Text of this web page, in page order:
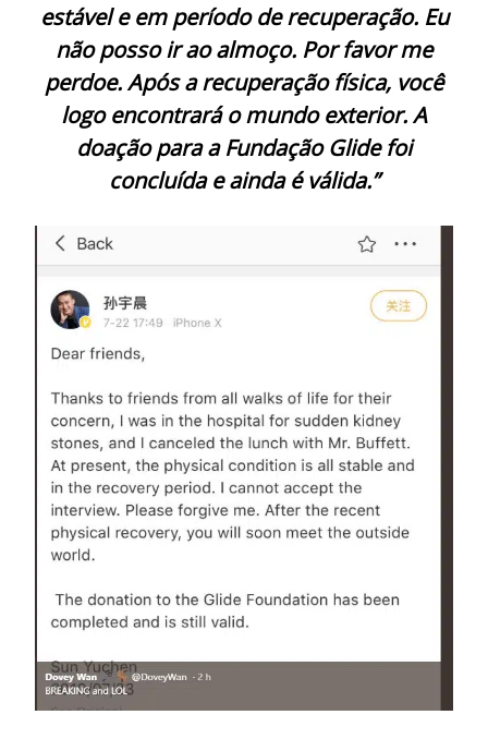
estável e em período de recuperação. Eu
não posso ir ao almoço. Por favor me
perdoe. Após a recuperação física, você
logo encontrará o mundo exterior. A
doação para a Fundação Glide foi
concluída e ainda é válida.”